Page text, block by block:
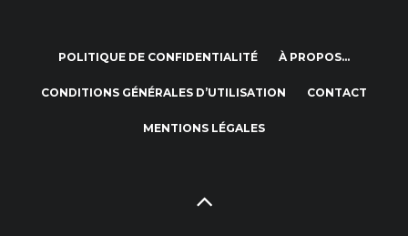
POLITIQUE DE CONFIDENTIALITÉ À PROPOS…
CONDITIONS GÉNÉRALES D’UTILISATION CONTACT
MENTIONS LÉGALES